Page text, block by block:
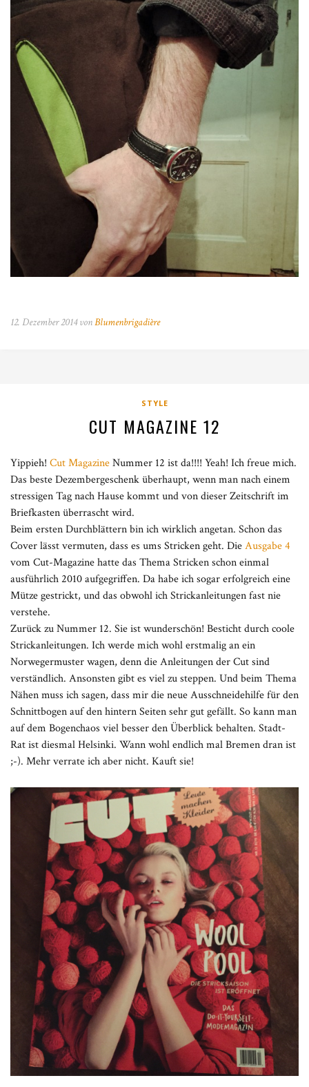
12. Dezember 2014 vonBlumenbrigadière
STYLE
CUT MAGAZINE 12
Yippieh! Cut MagazineNummer 12 ist da!!!! Yeah! Ich freue mich.
Das beste Dezembergeschenk überhaupt, wenn man nach einem
stressigen Tag nach Hause kommt und von dieser Zeitschrift im
Briefkasten überrascht wird.
Beim ersten Durchblättern bin ich wirklich angetan. Schon das
Cover lässt vermuten, dass es ums Stricken geht. DieAusgabe 4
vom Cut-Magazine hatte das Thema Stricken schon einmal
ausführlich 2010 aufgegriffen. Da habe ich sogar erfolgreich eine
Mütze gestrickt, und das obwohl ich Strickanleitungen fast nie
verstehe.
Zurück zu Nummer 12. Sie ist wunderschön! Besticht durch coole
Strickanleitungen. Ich werde mich wohl erstmalig an ein
Norwegermuster wagen, denn die Anleitungen der Cut sind
verständlich. Ansonsten gibt es viel zu steppen. Und beim Thema
Nähen muss ich sagen, dass mir die neue Ausschneidehilfe für den
Schnittbogen auf den hintern Seiten sehr gut gefällt. So kann man
auf dem Bogenchaos viel besser den Überblick behalten. Stadt-
Rat ist diesmal Helsinki. Wann wohl endlich mal Bremen dran ist
;-). Mehr verrate ich aber nicht. Kauft sie!